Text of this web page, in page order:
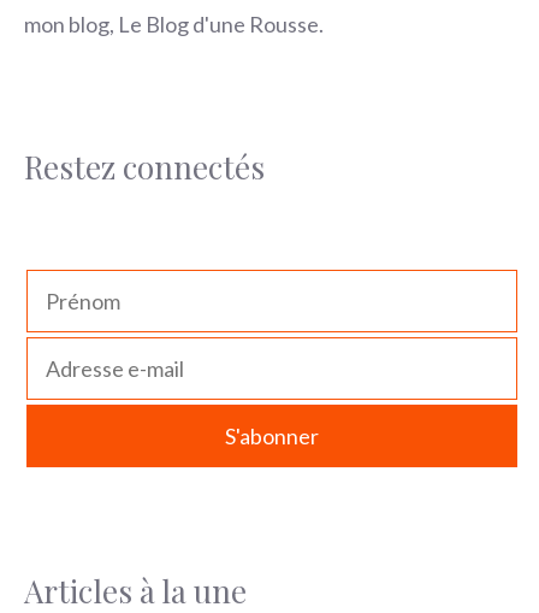
mon blog, Le Blog d'une Rousse.
Restez connectés
Articles à la une